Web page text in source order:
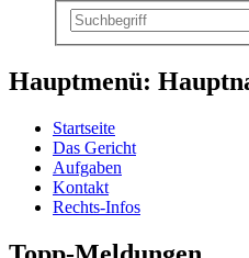
Hauptmenü:
Startseite
Das Gericht
Aufgaben
Kontakt
Rechts-Infos